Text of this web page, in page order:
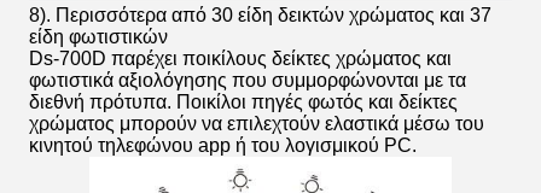
8). Περισσότερα από 30 είδη δεικτών χρώματος και 37
είδη φωτιστικών
Ds-700D παρέχει ποικίλους δείκτες χρώματος και
φωτιστικά αξιολόγησης που συμμορφώνονται με τα
διεθνή πρότυπα. Ποικίλοι πηγές φωτός και δείκτες
χρώματος μπορούν να επιλεχτούν ελαστικά μέσω του
κινητού τηλεφώνου app ή του λογισμικού PC.